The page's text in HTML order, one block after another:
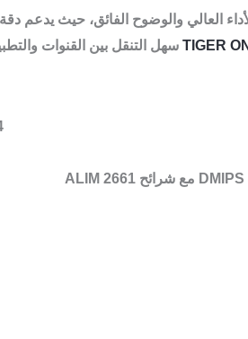
TIGERسهل التنقل بين القنوات